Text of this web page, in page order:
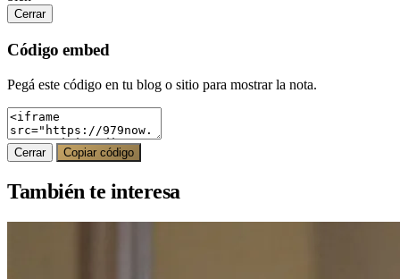
Cerrar
Código embed
Pegá este código en tu blog o sitio para mostrar la nota.
Cerrar Copiar código
También te interesa